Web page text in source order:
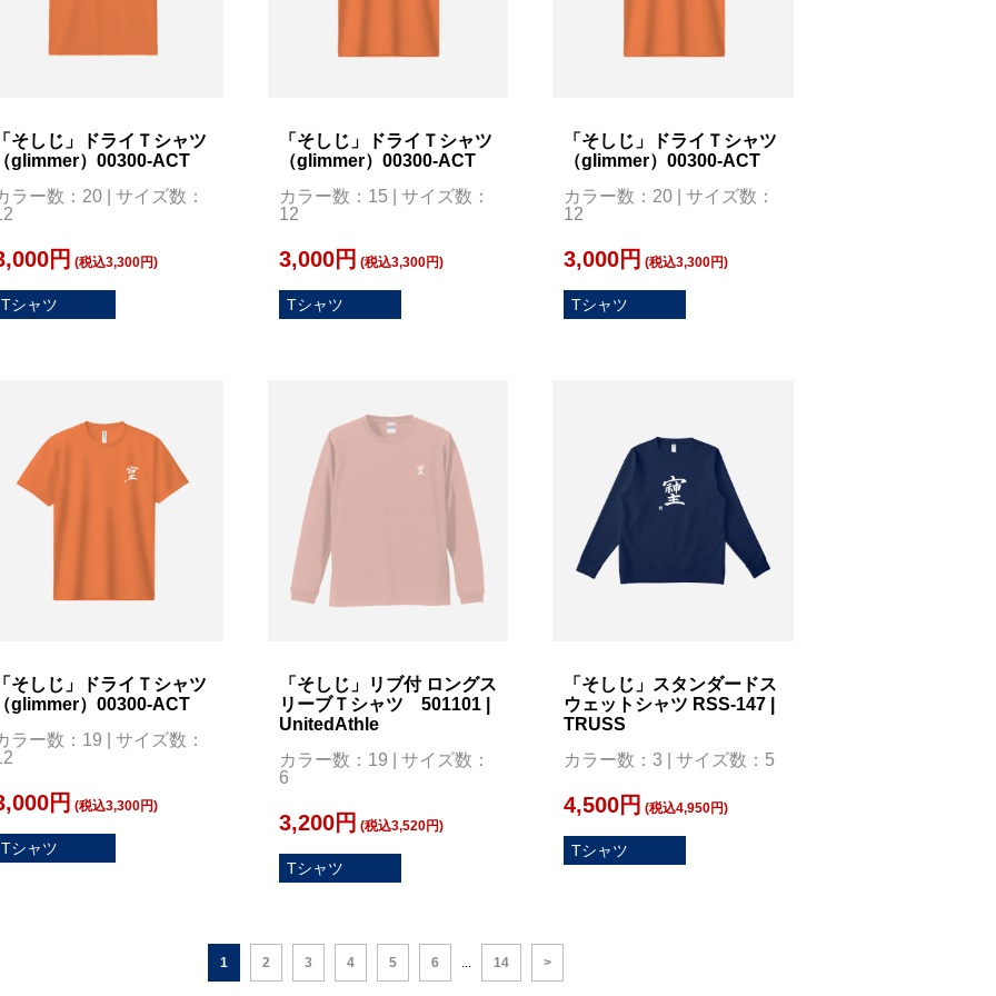
そしじ」ドライＴシャツ
glimmer）00300-ACT
ラー数：20 | サイズ数：
Tシャツ
円 (税込3,300円)
「そしじ」ドライＴシャツ
（glimmer）00300-ACT
カラー数：15 | サイズ数：
12
Tシャツ
3,000円 (税込3,300円)
「そしじ」ドライＴシャツ
（glimmer）00300-ACT
カラー数：20 | サイズ数：
12
Tシャツ
3,000円 (税込3,300円)
そしじ」ドライＴシャツ
glimmer）00300-ACT
ラー数：19 | サイズ数：
Tシャツ
円 (税込3,300円)
「そしじ」リブ付 ロングス
リーブＴシャツ 501101 |
UnitedAthle
カラー数：19 | サイズ数：
6
Tシャツ
3,200円 (税込3,520円)
「そしじ」スタンダードス
ウェットシャツ RSS-147 |
TRUSS
カラー数：3 | サイズ数：5
Tシャツ
4,500円 (税込4,950円)
1 2 3 4 5 6 ... 14 >